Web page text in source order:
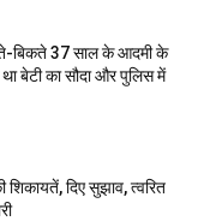
बिकते 37 साल के आदमी के
बेटी का सौदा और पुलिस में
शिकायतें, दिए सुझाव, त्वरित